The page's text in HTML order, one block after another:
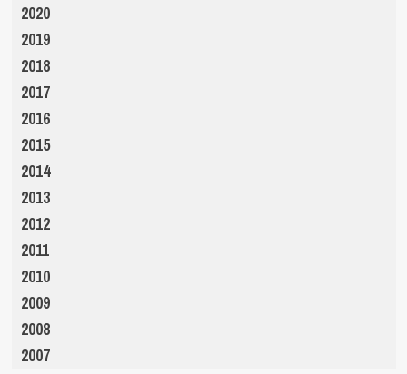
2020
2019
2018
2017
2016
2015
2014
2013
2012
2011
2010
2009
2008
2007